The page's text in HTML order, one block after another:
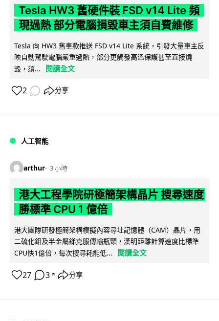
Tesla HW3 舊硬件裝 FSD v14 Lite 頻
現過熱 部分電腦損毀車主須自費維修
Tesla 向 HW3 舊車款推送 FSD v14 Lite 系統，引發大量車主反
映自動駕駛電腦嚴重過熱，部分更觸發高溫保護甚至直接燒
毀，須...
閱讀全文
2 分享
人工智能
arthur 3 小時
港大工程學院研極簡架構晶片 搜尋速度
勝標準 CPU 1 億倍
港大團隊研發極簡架構模擬內容尋址記憶體（CAM）晶片，用
二硫化鉬及半金屬銻克服傳輸瓶頸，漢明距離計算速度比標準
CPU快1億倍，每次搜尋耗能低...
閱讀全文
27 3 ↗ 分享